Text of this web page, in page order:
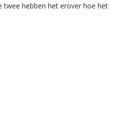
twee hebben het erover hoe het